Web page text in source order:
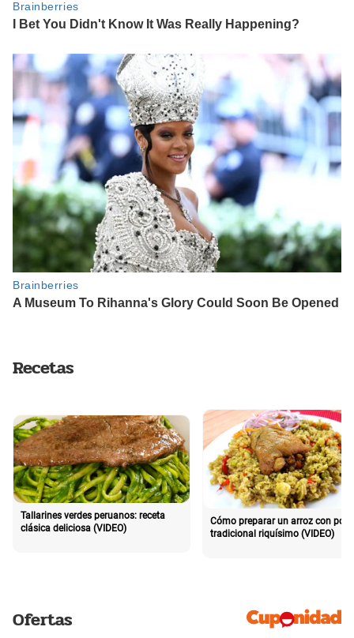
Recetas
Tallarines verdes peruanos: receta
clásica deliciosa (VIDEO)
Cómo preparar un arroz con pollo
tradicional riquísimo (VIDEO)
Ofertas